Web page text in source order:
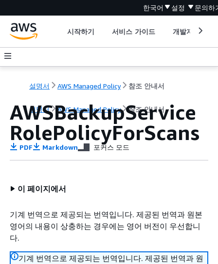
한국어 설정 문의하
시작하기 서비스 가이드 개발자 도구
설명서 AWS Managed Policy 참조 안내서
설명서 AWS Managed Policy 참조 안내서
AWSBackupService
RolePolicyForScans
PDF Markdown 포커스 모드
이 페이지에서
기계 번역으로 제공되는 번역입니다. 제공된 번역과 원본
영어의 내용이 상충하는 경우에는 영어 버전이 우선합니
다.
기계 번역으로 제공되는 번역입니다. 제공된 번역과 원